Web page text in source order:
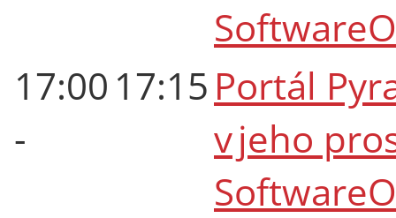
17:00
-
17:15 Portál
v jeho